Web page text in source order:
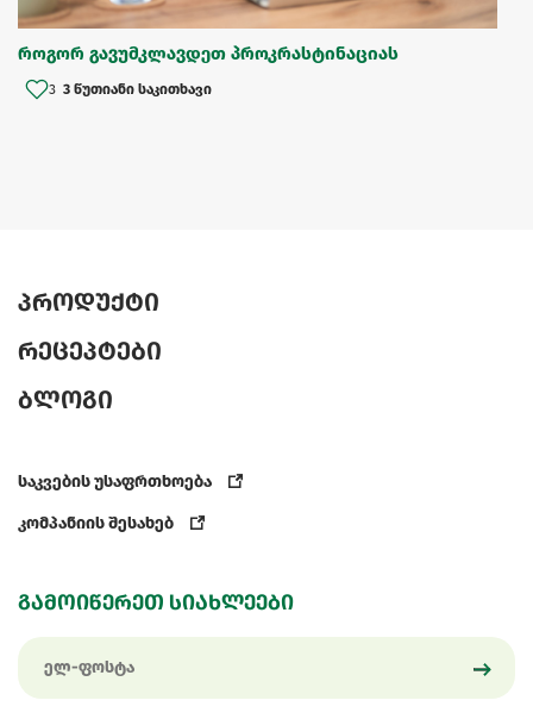
როგორ გავუმკლავდეთ პროკრასტინაციას
3 3 წუთიანი საკითხავი
პროდუქტი
რეცეპტები
ბლოგი
საკვების უსაფრთხოება
კომპანიის შესახებ
გამოიწერეთ სიახლეები